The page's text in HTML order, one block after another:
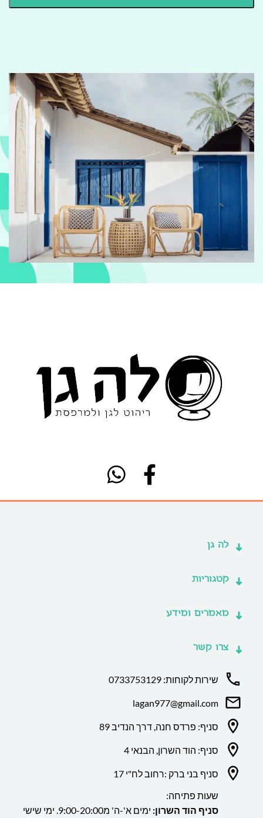
לה גן
קטגוריות
מאמרים ומידע
צרו קשר
שירות לקוחות: 0733753129
lagan977@gmail.com
סניף: פרדס חנה, דרך הנדיב 89
סניף: הוד השרון, הבנאי 4
סניף בני ברק :רחוב לח"י 17
שעות פתיחה:
סניף הוד השרון:
ימים א'-ה' מ9:00-20:00. ימי שישי